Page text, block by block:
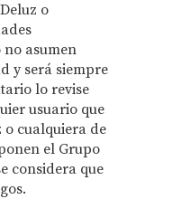
o
asumen
y será siempre
lo revise
usuario que
o cualquiera de
el Grupo
considera que